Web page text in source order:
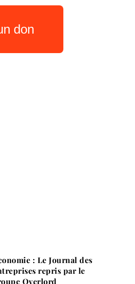
don
: Le Journal des
repris par le
Overlord